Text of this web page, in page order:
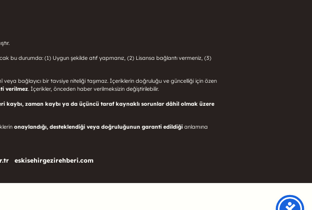
bu durumda: (1) Uygun şekilde atıf yapmanız, (2) Lisansa bağlantı vermeniz, (3)
veya bağlayıcı bir tavsiye niteliği taşımaz. İçeriklerin doğruluğu ve güncelliği için özen
verilmez. İçerikler, önceden haber verilmeksizin değiştirilebilir.
kaybı, zaman kaybı ya da üçüncü taraf kaynaklı sorunlar dâhil olmak üzere
onaylandığı, desteklendiği veya doğruluğunun garanti edildiği anlamına
eskisehirgezirehberi.com